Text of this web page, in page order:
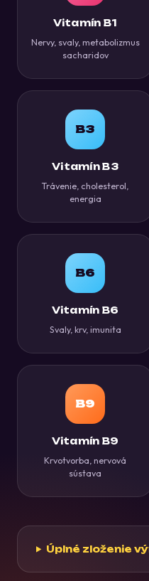
Vitamín B1
Nervy, svaly, metabolizmus
sacharidov
B3
Vitamín B3
Trávenie, cholesterol,
energia
B6
Vitamín B6
Svaly, krv, imunita
B9
Vitamín B9
Krvotvorba, nervová
sústava
Úplné zloženie